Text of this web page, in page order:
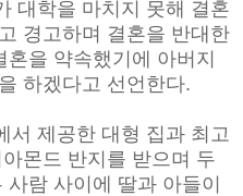
대학을 마치지 못해 결혼
경고하며 결혼을 반대한
을 약속했기에 아버지
하겠다고 선언한다.
서 제공한 대형 집과 최고
몬드 반지를 받으며 두
람 사이에 딸과 아들이